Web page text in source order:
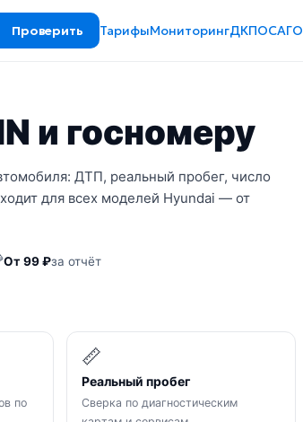
Проверить ТарифыМониторингДКПОСАГО
и госномеру
ДТП, реальный пробег, число
для всех моделей Hyundai — от
От 99 ₽за отчёт
по
📏
Реальный пробег
Сверка по диагностическим